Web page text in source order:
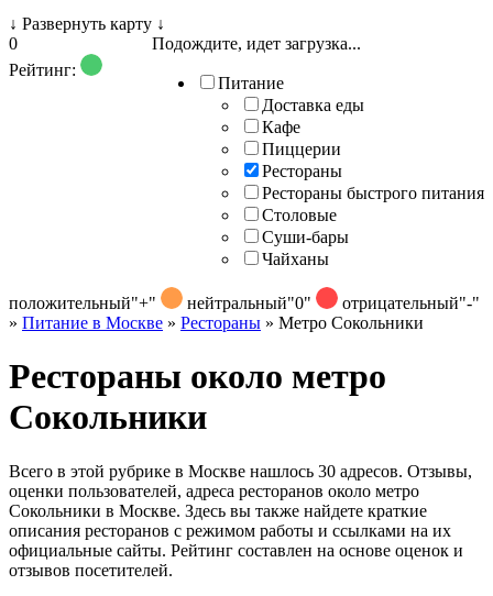
↓ Развернуть карту ↓
Подождите, идет загрузка...
Питание
Доставка еды
Кафе
Пиццерии
Рестораны
Рестораны быстрого питания
Столовые
Суши-бары
Чайханы
0
Рейтинг:
положительный"+" нейтральный"0" отрицательный"-"
» Питание в Москве » Рестораны » Метро Сокольники
Рестораны около метро
Сокольники
Всего в этой рубрике в Москве нашлось 30 адресов. Отзывы,
оценки пользователей, адреса ресторанов около метро
Сокольники в Москве. Здесь вы также найдете краткие
описания ресторанов с режимом работы и ссылками на их
официальные сайты. Рейтинг составлен на основе оценок и
отзывов посетителей.